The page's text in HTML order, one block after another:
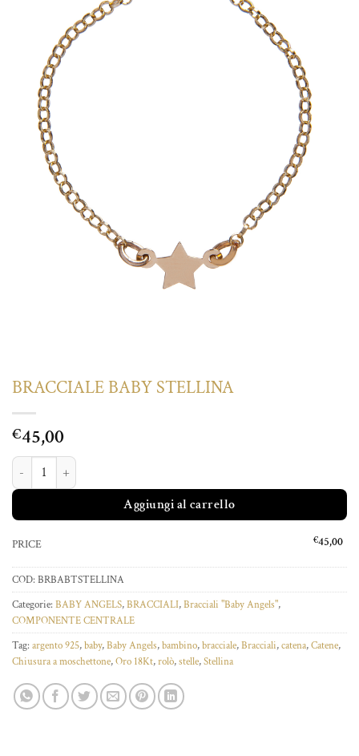
BRACCIALE BABY STELLINA
€45,00
BRACCIALE BABY STELLINA quantità
Aggiungi al carrello
PRICE €45,00
COD: BRBABTSTELLINA
Categorie: BABY ANGELS,BRACCIALI,Bracciali "Baby Angels",
COMPONENTE CENTRALE
Tag: argento 925,baby,Baby Angels,bambino,bracciale,Bracciali,catena,Catene,
Chiusura a moschettone,Oro 18Kt,rolò,stelle,Stellina